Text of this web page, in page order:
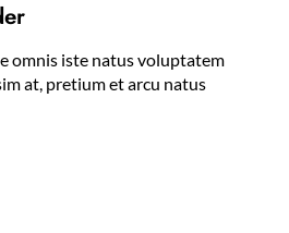
omnis iste natus voluptatem
at, pretium et arcu natus